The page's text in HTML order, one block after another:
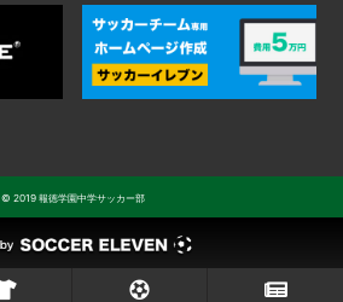
© 2019 報徳学園中学サッカー部